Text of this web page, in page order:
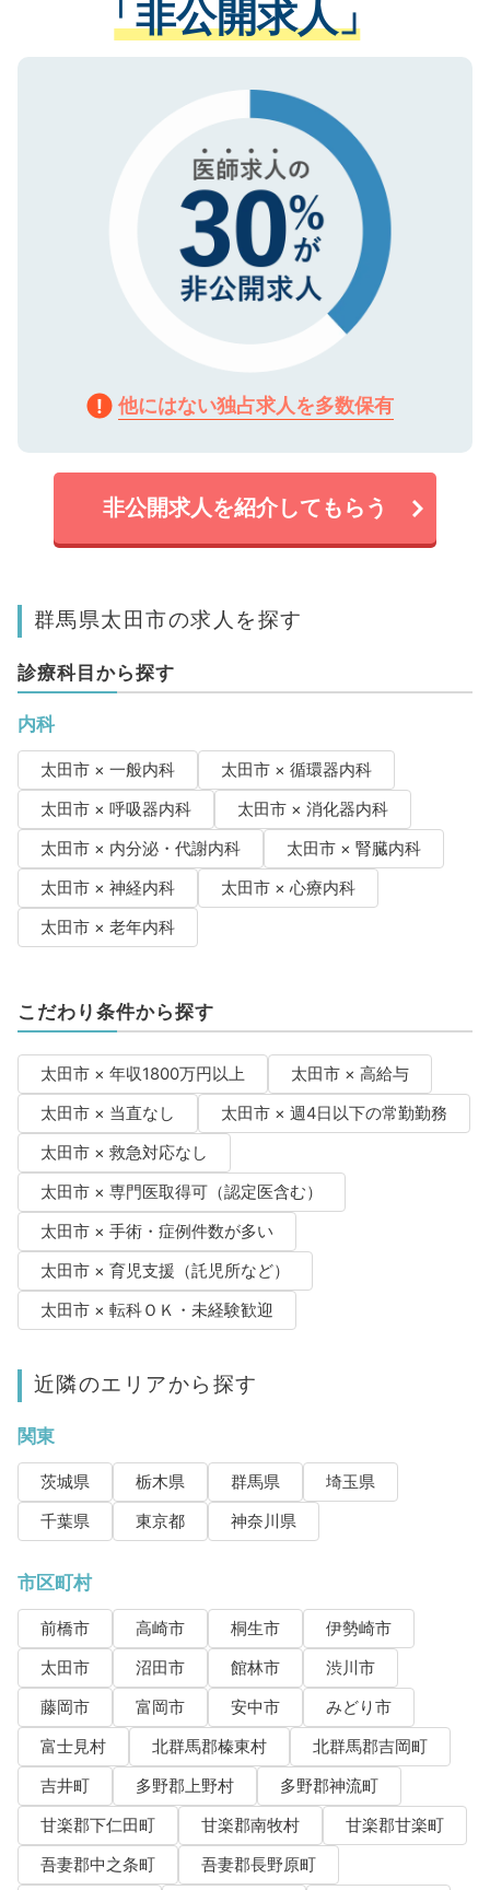
る、プライバシーマークを取得済みです。
で、機密保持に関してもご安心ください。
させていただきます。すぐにご転職をされ
ない方には、長期的なサポートが可能です
ので、まずはご登録ください。
「非公開求人」
他にはない独占求人を多数保有
非公開求人を紹介してもらう
群馬県太田市の求人を探す
診療科目から探す
内科
太田市 × 一般内科
太田市 × 循環器内科
太田市 × 呼吸器内科
太田市 × 消化器内科
太田市 × 内分泌・代謝内科
太田市 × 腎臓内科
太田市 × 神経内科
太田市 × 心療内科
太田市 × 老年内科
こだわり条件から探す
太田市 × 年収1800万円以上
太田市 × 高給与
太田市 × 当直なし
太田市 × 週4日以下の常勤勤務
太田市 × 救急対応なし
太田市 × 専門医取得可（認定医含む）
太田市 × 手術・症例件数が多い
太田市 × 育児支援（託児所など）
太田市 × 転科ＯＫ・未経験歓迎
近隣のエリアから探す
関東
茨城県 栃木県 群馬県
埼玉県
千葉県
東京都 神奈川県
市区町村
前橋市 高崎市 桐生市
伊勢崎市
太田市
沼田市 館林市
渋川市
藤岡市
富岡市 安中市
みどり市
富士見村
北群馬郡榛東村
北群馬郡吉岡町
吉井町
多野郡上野村
多野郡神流町
甘楽郡下仁田町
甘楽郡南牧村
甘楽郡甘楽町
吾妻郡中之条町
吾妻郡長野原町